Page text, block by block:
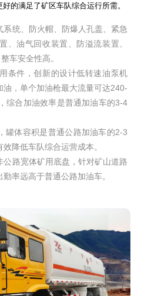
的满足了矿区车队综合运行所需。
统、防火帽、防爆人孔盖、紧急
、油气回收装置、防溢流装置、
车安全性高。
条件，创新的设计低转速油泵机
，单个加油枪最大流量可达240-
综合加油效率是普通加油车的3-4
罐体容积是普通公路加油车的2-3
降低车队综合运营成本。
路宽体矿用底盘，针对矿山道路
率远高于普通公路加油车。